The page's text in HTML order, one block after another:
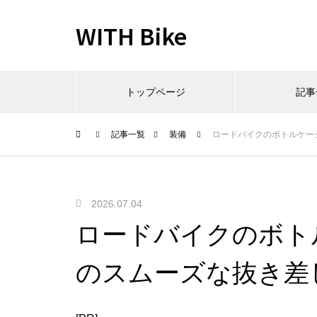
WITH Bike
トップページ 記
記事一覧 装備 ロードバイクのボトルケ
2026.07.04
ロードバイクのボ
のスムーズな抜き差